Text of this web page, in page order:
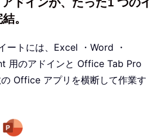
。
ートには、Excel ・Word ・
用のアドインと Office Tab Pro
Office アプリを横断して作業す